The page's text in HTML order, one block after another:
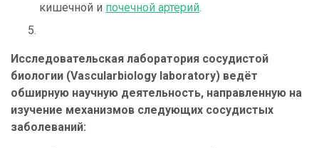
кишечной и почечной артерий.
Исследовательская лаборатория сосудистой
биологии (Vascularbiology laboratory) ведёт
обширную научную деятельность, направленную на
изучение механизмов следующих сосудистых
заболеваний: